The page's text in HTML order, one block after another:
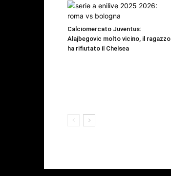
Calciomercato Juventus:
Alajbegovic molto vicino, il ragazzo
ha rifiutato il Chelsea